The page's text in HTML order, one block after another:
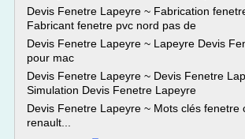
Devis Fenetre Lapeyre ~ Fabrication
Fabricant fenetre pvc nord pas de
Devis Fenetre Lapeyre ~ Lapeyre Devis
pour mac
Devis Fenetre Lapeyre ~ Devis Fenetre
Simulation Devis Fenetre Lapeyre
Devis Fenetre Lapeyre ~ Mots clés fenetre
renault...